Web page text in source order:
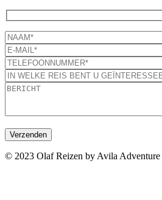
© 2023 Olaf Reizen by Avila Adventure